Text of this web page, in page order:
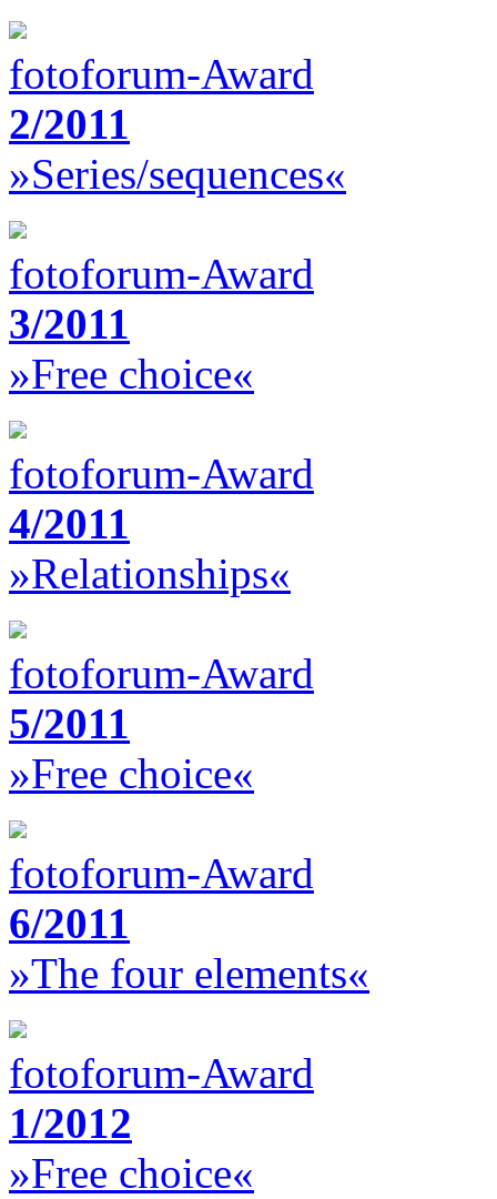
fotoforum-Award
2/2011
»Series/sequences«
fotoforum-Award
3/2011
»Free choice«
fotoforum-Award
4/2011
»Relationships«
fotoforum-Award
5/2011
»Free choice«
fotoforum-Award
6/2011
»The four elements«
fotoforum-Award
1/2012
»Free choice«